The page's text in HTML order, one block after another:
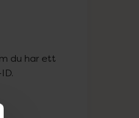
du har ett